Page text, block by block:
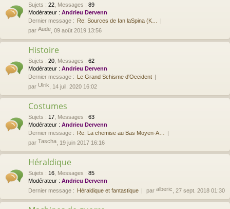
Sujets : 22 Messages : 89
Modérateur : Andrieu Dervenn
Dernier message : Re: Sources de Ian laSpina (K…
par Aude , 09 août 2019 13:56
Histoire
Sujets : 20 Messages : 62
Modérateur : Andrieu Dervenn
Dernier message : Le Grand Schisme d'Occident
par Ulrik , 14 juil. 2020 16:02
Costumes
Sujets : 17 Messages : 63
Modérateur : Andrieu Dervenn
Dernier message : Re: La chemise au Bas Moyen-A…
par Tascha , 19 juin 2017 16:16
Héraldique
Sujets : 16 Messages : 85
Modérateur : Andrieu Dervenn
Dernier message : Héraldique et fantastique par alberic , 27 sept. 2018 01:30